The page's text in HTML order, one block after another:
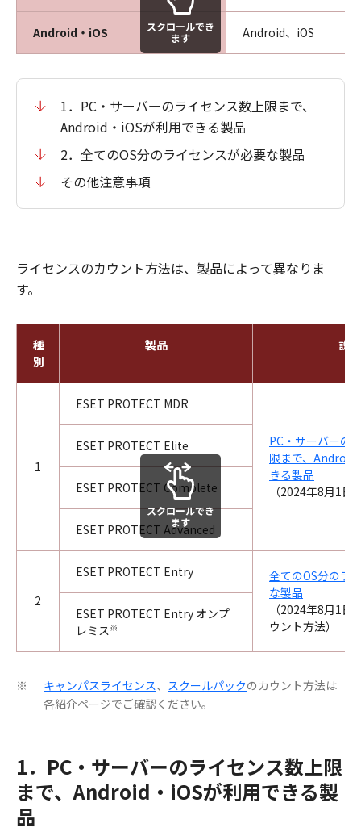
Android・iOS Android、iOS
スクロールでき
ます
1．PC・サーバーのライセンス数上限まで、
Android・iOSが利用できる製品
2．全てのOS分のライセンスが必要な製品
その他注意事項
ライセンスのカウント方法は、製品によって異なりま
す。
種
別
製品 説明
1
ESET PROTECT MDR
PC・サーバーの
限まで、Android
きる製品
（2024年8月1日
ESET PROTECT Elite
ESET PROTECT Complete
ESET PROTECT Advanced
2
ESET PROTECT Entry
全てのOS分のラ
な製品
（2024年8月1日
ウント方法）
ESET PROTECT Entry オンプ
レミス※
スクロールでき
ます
※ キャンパスライセンス、 スクールパックのカウント方法は
各紹介ページでご確認ください。
1．PC・サーバーのライセンス数上限
まで、Android・iOSが利用できる製
品